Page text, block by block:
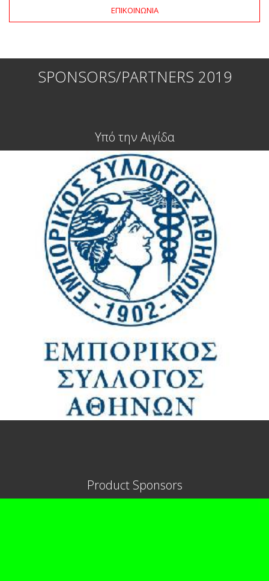
ΕΠΙΚΟΙΝΩΝΙΑ
SPONSORS/PARTNERS 2019
Υπό την Αιγίδα
Product Sponsors